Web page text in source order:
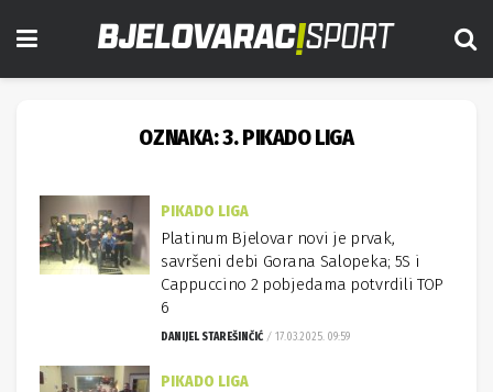
OZNAKA:3. PIKADO LIGA
PIKADO LIGA
Platinum Bjelovar novi je prvak,
savršeni debi Gorana Salopeka; 5S i
Cappuccino 2 pobjedama potvrdili TOP
6
DANIJEL STAREŠINČIĆ 17.03.2025. 09:59
PIKADO LIGA